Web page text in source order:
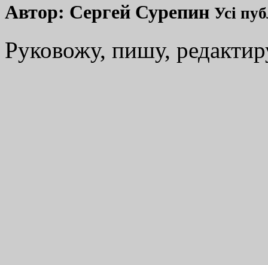
Автор: Сергей Сурепин Усі
Руковожу, пишу,